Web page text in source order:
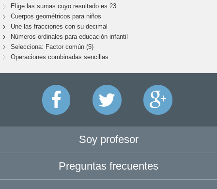
Elige las sumas cuyo resultado es 23
Cuerpos geométricos para niños
Une las fracciones con su decimal
Números ordinales para educación infantil
Selecciona: Factor común (5)
Operaciones combinadas sencillas
Soy profesor
Preguntas frecuentes